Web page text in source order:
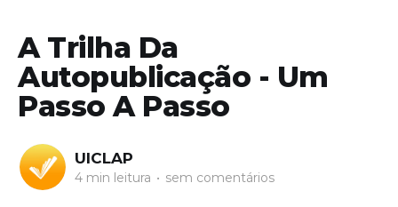
A Trilha Da
Autopublicação - Um
Passo A Passo
UICLAP
4 min leitura • sem comentários